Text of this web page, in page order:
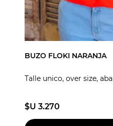
BUZO FLOKI NARANJA
Talle unico, over size,
$U 3.270